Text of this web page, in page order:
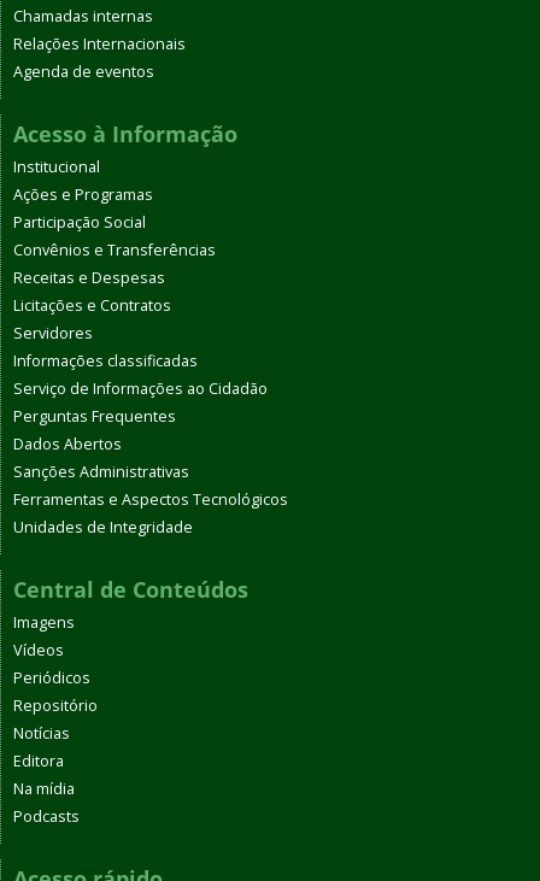
Chamadas internas
Relações Internacionais
Agenda de eventos
Acesso à Informação
Institucional
Ações e Programas
Participação Social
Convênios e Transferências
Receitas e Despesas
Licitações e Contratos
Servidores
Informações classificadas
Serviço de Informações ao Cidadão
Perguntas Frequentes
Dados Abertos
Sanções Administrativas
Ferramentas e Aspectos Tecnológicos
Unidades de Integridade
Central de Conteúdos
Imagens
Vídeos
Periódicos
Repositório
Notícias
Editora
Na mídia
Podcasts